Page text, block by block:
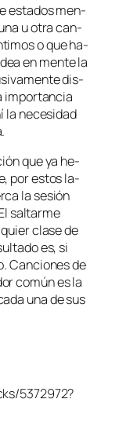
es­ta­dos men­
u otra can­
o que ha­
en men­te la
dis­
im­por­tan­cia
la ne­ce­si­dad
que ya he­
por es­tos la­
la se­sión
sal­tar­me
cla­se de
es, si
Canciones de
co­mún es la
una de sus
5372972?